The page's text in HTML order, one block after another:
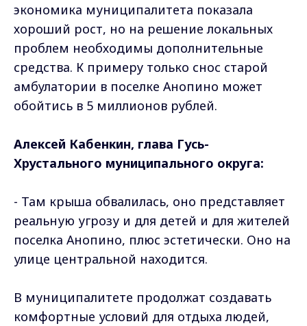
экономика муниципалитета показала
хороший рост, но на решение локальных
проблем необходимы дополнительные
средства. К примеру только снос старой
амбулатории в поселке Анопино может
обойтись в 5 миллионов рублей.
Алексей Кабенкин, глава Гусь-
Хрустального муниципального округа:
- Там крыша обвалилась, оно представляет
реальную угрозу и для детей и для жителей
поселка Анопино, плюс эстетически. Оно на
улице центральной находится.
В муниципалитете продолжат создавать
комфортные условий для отдыха людей,